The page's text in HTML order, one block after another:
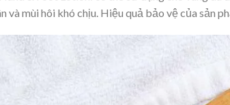
và mùi hôi khó chịu. Hiệu quả bảo vệ của sản